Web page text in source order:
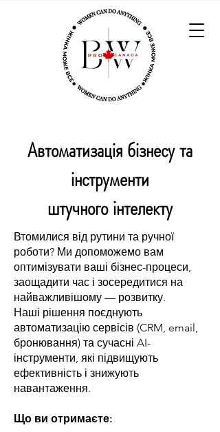
Автоматизація бізнесу та
інструменти
штучного інтелекту
Втомилися від рутини та ручної
роботи? Ми допоможемо вам
оптимізувати ваші бізнес-процеси,
заощадити час і зосередитися на
найважливішому — розвитку.
Наші рішення поєднують
автоматизацію сервісів (CRM, email,
бронювання) та сучасні AI-
інструменти, які підвищують
ефективність і знижують
навантаження.
Що ви отримаєте: